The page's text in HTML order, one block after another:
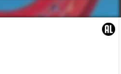
Schaatsen WK Allround